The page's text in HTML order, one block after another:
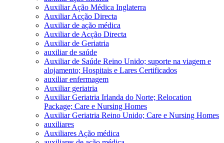
Auxiliar Ação Médica Inglaterra
Auxiliar Acção Directa
Auxiliar de ação médica
Auxiliar de Acção Directa
Auxiliar de Geriatria
auxiliar de saúde
Auxiliar de Saúde Reino Unido; suporte na viagem e
alojamento; Hospitais e Lares Certificados
auxiliar enfermagem
Auxiliar geriatria
Auxiliar Geriatria Irlanda do Norte; Relocation
Package; Care e Nursing Homes
Auxiliar Geriatria Reino Unido; Care e Nursing Homes
auxiliares
Auxiliares Ação médica